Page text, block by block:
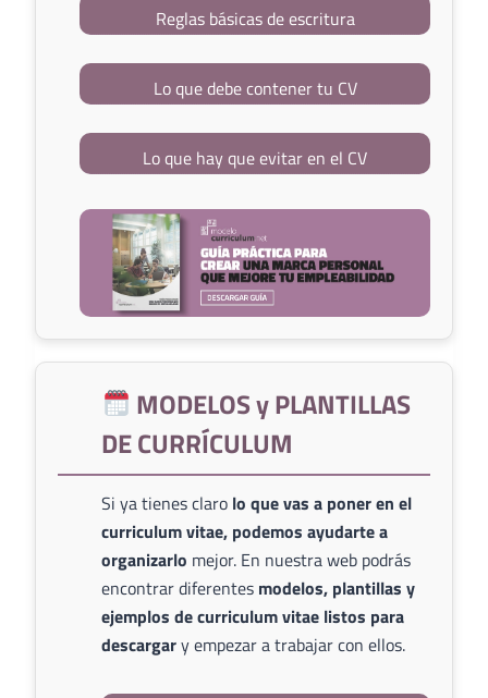
Reglas básicas de escritura
Lo que debe contener tu CV
Lo que hay que evitar en el CV
MODELOS y PLANTILLAS
DE CURRÍCULUM
Si ya tienes claro lo que vas a poner en el
curriculum vitae, podemos ayudarte a
organizarlo mejor. En nuestra web podrás
encontrar diferentes modelos, plantillas y
ejemplos de curriculum vitae listos para
descargary empezar a trabajar con ellos.